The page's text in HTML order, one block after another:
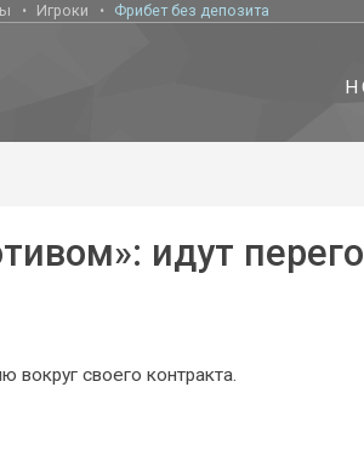
Игроки Фрибет без депозита
идут
своего контракта.